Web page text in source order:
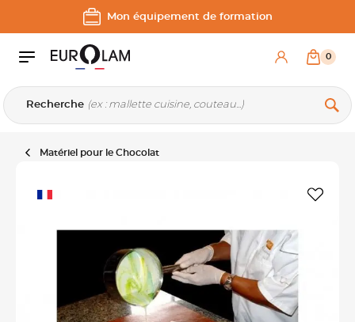
Aller au contenu
Aller à la navigation principale
Mon équipement de formation
Recherche
0
Matériel pour le Chocolat